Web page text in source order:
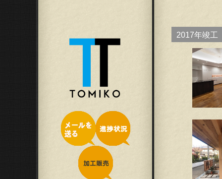
2017年竣工